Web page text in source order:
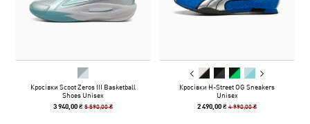
Кросівки Scoot Zeros III Basketball
Shoes Unisex
3 940,00 ₴5 590,00 ₴
Кросівки H-Street OG Sneakers
Unisex
2 490,00 ₴4 990,00 ₴